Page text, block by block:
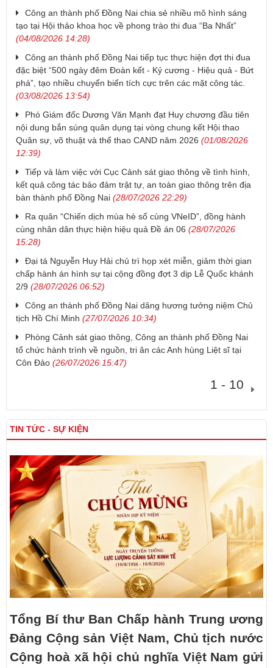
Công an thành phố Đồng Nai chia sẻ nhiều mô hình sáng
tạo tại Hội thảo khoa học về phong trào thi đua “Ba Nhất”
(04/08/2026 14:28)
Công an thành phố Đồng Nai tiếp tục thực hiện đợt thi đua
đặc biệt “500 ngày đêm Đoàn kết - Kỷ cương - Hiệu quả - Bứt
phá”, tạo nhiều chuyển biến tích cực trên các mặt công tác.
(03/08/2026 13:54)
Phó Giám đốc Dương Văn Mạnh đạt Huy chương đầu tiên
nội dung bắn súng quân dụng tại vòng chung kết Hội thao
Quân sự, võ thuật và thể thao CAND năm 2026 (01/08/2026
12:39)
Tiếp và làm việc với Cục Cảnh sát giao thông về tình hình,
kết quả công tác bảo đảm trật tự, an toàn giao thông trên địa
bàn thành phố Đồng Nai (28/07/2026 22:29)
Ra quân “Chiến dịch mùa hè số cùng VNeID”, đồng hành
cùng nhân dân thực hiện hiệu quả Đề án 06 (28/07/2026
15:28)
Đại tá Nguyễn Huy Hải chủ trì họp xét miễn, giảm thời gian
chấp hành án hình sự tại cộng đồng đợt 3 dịp Lễ Quốc khánh
2/9 (28/07/2026 06:52)
Công an thành phố Đồng Nai dâng hương tưởng niệm Chủ
tịch Hồ Chí Minh (27/07/2026 10:34)
Phòng Cảnh sát giao thông, Công an thành phố Đồng Nai
tổ chức hành trình về nguồn, tri ân các Anh hùng Liệt sĩ tại
Côn Đảo (26/07/2026 15:47)
1 - 10
TIN TỨC - SỰ KIỆN
Tổng Bí thư Ban Chấp hành Trung ương
Đảng Cộng sản Việt Nam, Chủ tịch nước
Cộng hoà xã hội chủ nghĩa Việt Nam gửi